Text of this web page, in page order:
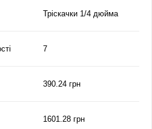
Тріскачки 1/4 дюйма
7
390.24 грн
1601.28 грн